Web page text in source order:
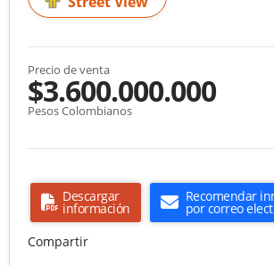
Precio de venta
$3.600.000.000
Pesos Colombianos
Descargar
información
Recomendar
por correo
Compartir